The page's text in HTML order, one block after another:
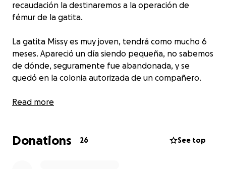
recaudación la destinaremos a la operación de
fémur de la gatita.
La gatita Missy es muy joven, tendrá como mucho 6
meses. Apareció un día siendo pequeña, no sabemos
de dónde, seguramente fue abandonada, y se
quedó en la colonia autorizada de un compañero.
Hace 2 días apareció muy coja, por lo que la entró en
de Mislata, y allí la examinaron y hicieron placas y
Read more
Donations 26 See top